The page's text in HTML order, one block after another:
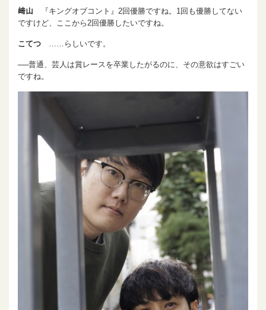
﨑山 『キングオブコント』2回優勝ですね。1回も優勝してない
ですけど、ここから2回優勝したいですね。
こてつ ……らしいです。
──普通、芸人は賞レースを卒業したがるのに、その意欲はすごい
ですね。